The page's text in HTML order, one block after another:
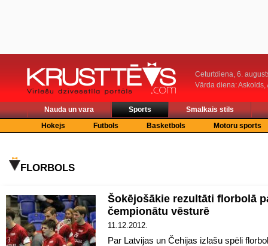
Ceturtdiena, 6.
Vārda diena: Askolds,
Nauda un vara Sports
Smalkais stils
Hokejs
Futbols Basketbols Motoru sports
FLORBOLS
Šokējošākie rezultāti florbolā
čempionātu vēsturē
11.12.2012.
Par Latvijas un Čehijas izlašu spēli